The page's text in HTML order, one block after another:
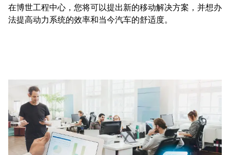
在博世工程中心，您将可以提出新的移动解决方案，并想办
法提高动力系统的效率和当今汽车的舒适度。